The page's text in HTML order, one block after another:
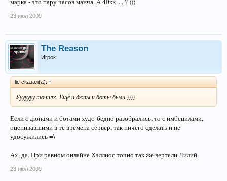
23 июл 2009
The Reason
Игрок
lie сказал(а): ↑
Ууууууу точняк. Ещё и дюпы и боты были ))))
Если с дюпами и ботами худо-бедно разобрались, то с имбецилами,
оценивавшими в те времена сервер, так ничего сделать и не
удосужились =\
Ах, да. При равном онлайне Хэллиос точно так же вертели Лилий.
23 июл 2009